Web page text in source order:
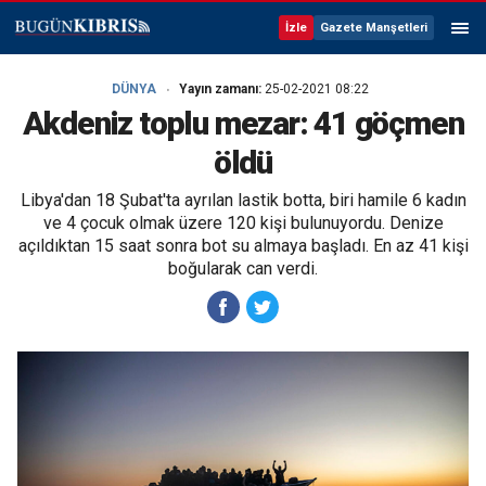
İzle Gazete Manşetleri
DÜNYA Yayın zamanı: 25-02-2021 08:22
Akdeniz toplu mezar: 41 göçmen
öldü
Libya'dan 18 Şubat'ta ayrılan lastik botta, biri hamile 6 kadın
ve 4 çocuk olmak üzere 120 kişi bulunuyordu. Denize
açıldıktan 15 saat sonra bot su almaya başladı. En az 41 kişi
boğularak can verdi.